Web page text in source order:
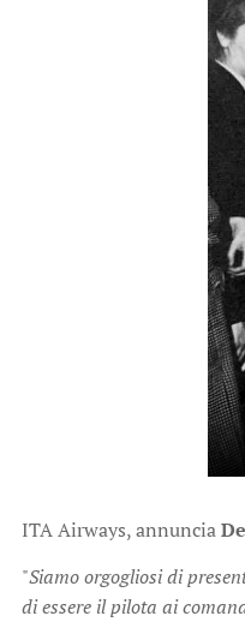
ITA Airways, annuncia
"Siamo orgogliosi di
di essere il pilota ai